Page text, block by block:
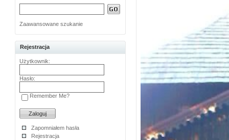
Zaawansowane szukanie
Rejestracja
Użytkownik:
Hasło:
Remember Me?
Zapomniałem hasła
Rejestracja